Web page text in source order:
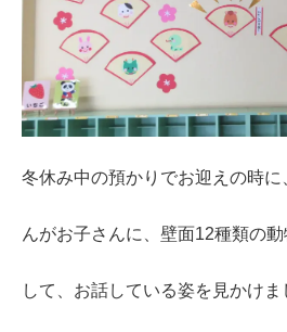
冬休み中の預かりでお迎えの時に
んがお子さんに、壁面12種類の動
して、お話している姿を見かけま